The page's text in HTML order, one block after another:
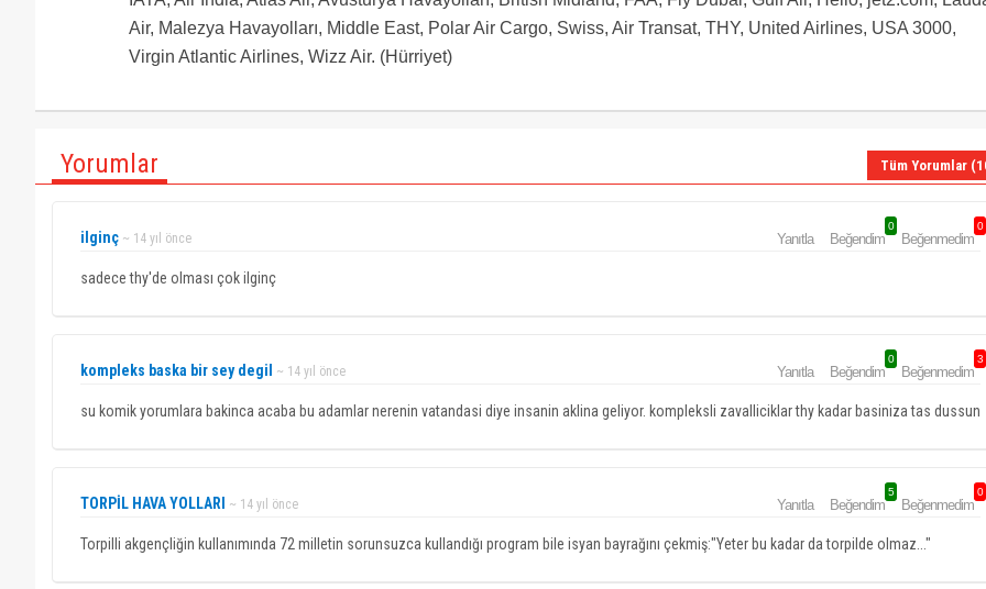
Air, Malezya Havayolları, Middle East, Polar Air Cargo, Swiss, Air Transat, THY, United Airlines, USA 3000,
Virgin Atlantic Airlines, Wizz Air. (Hürriyet)
Yorumlar Tüm Yorumlar
ilginç ~ 14 yıl önce Yanıtla Beğendim
0
Beğenmedim
0
sadece thy'de olması çok ilginç
kompleks baska bir sey degil ~ 14 yıl önce Yanıtla Beğendim
0
Beğenmedim
3
su komik yorumlara bakinca acaba bu adamlar nerenin vatandasi diye insanin aklina geliyor. kompleksli zavalliciklar thy kadar basiniza tas dussun
TORPİL HAVA YOLLARI ~ 14 yıl önce Yanıtla Beğendim
5
Beğenmedim
0
Torpilli akgençliğin kullanımında 72 milletin sorunsuzca kullandığı program bile isyan bayrağını çekmiş:"Yeter bu kadar da torpilde olmaz..."